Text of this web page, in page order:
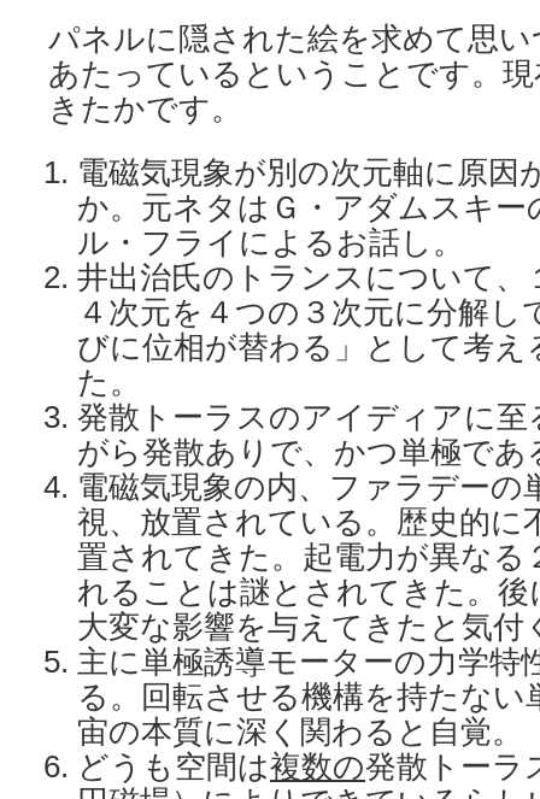
パネルに隠された絵を求めて思
あたっているということです。
きたかです。
電磁気現象が別の次元軸に原因
か。元ネタはＧ・アダムスキー
ル・フライによるお話し。
井出治氏のトランスについて、
４次元を４つの３次元に分解し
びに位相が替わる」として考え
た。
発散トーラスのアイディアに
がら発散ありで、かつ単極であ
電磁気現象の内、ファラデーの
視、放置されている。歴史的に
置されてきた。起電力が異なる
れることは謎とされてきた。後
大変な影響を与えてきたと気付
主に単極誘導モーターの力学特
る。回転させる機構を持たない
宙の本質に深く関わると自覚。
どうも空間は複数の発散トーラ